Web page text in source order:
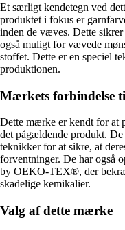
Et særligt kendetegn ved
produktet i fokus er
inden de væves. Dette
også muligt for vævede
stoffet. Dette er en speciel
produktionen.
Mærkets forbindelse
Dette mærke er kendt for at
det pågældende produkt. De
teknikker for at sikre, at
forventninger. De har også
by OEKO-TEX®, der
skadelige kemikalier.
Valg af dette mærke